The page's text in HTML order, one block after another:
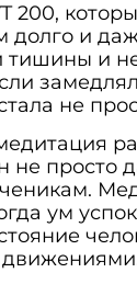
200,
долго и
тишины и
не
не просто
ум